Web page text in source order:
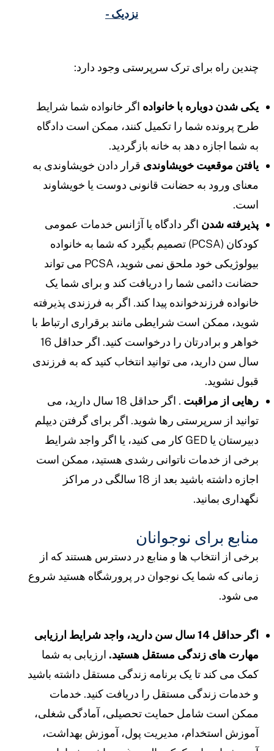
نزدیک -
چندین راه برای ترک سرپرستی وجود دارد:
یکی شدن دوباره با خانوادهاگر خانواده شما شرایط
طرح پرونده شما را تکمیل کنند، ممکن است دادگاه
به شما اجازه دهد به خانه بازگردید.
یافتن موقعیت خویشاوندیقرار دادن خویشاوندی به
معنای ورود به حضانت قانونی دوست یا خویشاوند
است.
پذیرفته شدناگر دادگاه یا آژانس خدمات عمومی
کودکان (PCSA) تصمیم بگیرد که شما به خانواده
بیولوژیکی خود ملحق نمی شوید، PCSA می تواند
حضانت دائمی شما را دریافت کند و برای شما یک
خانواده فرزندخوانده پیدا کند. اگر به فرزندی پذیرفته
شوید، ممکن است شرایطی مانند برقراری ارتباط با
خواهر و برادرتان را درخواست کنید. اگر حداقل 16
سال سن دارید، می توانید انتخاب کنید که به فرزندی
قبول نشوید.
رهایی از مراقبت
. اگر حداقل 18 سال دارید، می
توانید از سرپرستی رها شوید. اگر برای گرفتن دیپلم
دبیرستان یا GED کار می کنید، یا اگر واجد شرایط
برخی از خدمات ناتوانی رشدی هستید، ممکن است
اجازه داشته باشید بعد از 18 سالگی در مراکز
نگهداری بمانید.
منابع برای نوجوانان
برخی از انتخاب ها و منابع در دسترس هستند که از
زمانی که شما یک نوجوان در پرورشگاه هستید شروع
می شود.
اگر حداقل 14 سال سن دارید، واجد شرایط ارزیابی
مهارت های زندگی مستقل هستید.ارزیابی به شما
کمک می کند تا یک برنامه زندگی مستقل داشته باشید
و خدمات زندگی مستقل را دریافت کنید. خدمات
ممکن است شامل حمایت تحصیلی، آمادگی شغلی،
آموزش استخدام، مدیریت پول، آموزش بهداشت،